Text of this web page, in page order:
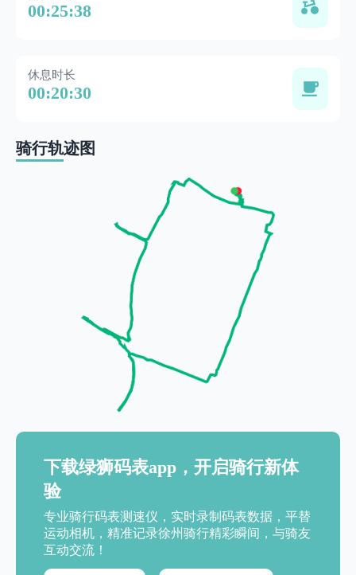
00:25:38
休息时长
00:20:30
骑行轨迹图
下载绿狮码表app，开启骑行新体
验
专业骑行码表测速仪，实时录制码表数据，平替
运动相机，精准记录徐州骑行精彩瞬间，与骑友
互动交流！